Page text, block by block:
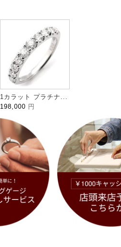
1カラット プラチナ...
198,000 円